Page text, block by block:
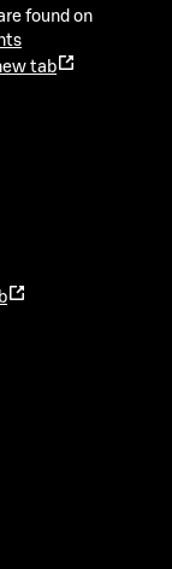
found on
tab